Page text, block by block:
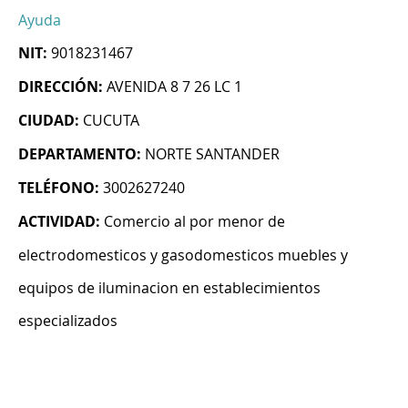
Ayuda
NIT: 9018231467
DIRECCIÓN: AVENIDA 8 7 26 LC 1
CIUDAD: CUCUTA
DEPARTAMENTO: NORTE SANTANDER
TELÉFONO: 3002627240
ACTIVIDAD: Comercio al por menor de
electrodomesticos y gasodomesticos muebles y
equipos de iluminacion en establecimientos
especializados